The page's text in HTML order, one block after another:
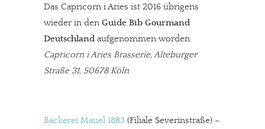
Das Capricorn i Aries ist 2016 übrigens
wieder in den Guide Bib Gourmand
Deutschland aufgenommen worden.
Capricorn i Aries Brasserie, Alteburger
Straße 31, 50678 Köln
Bäckerei Mauel 1883 (Filiale Severinstraße) –